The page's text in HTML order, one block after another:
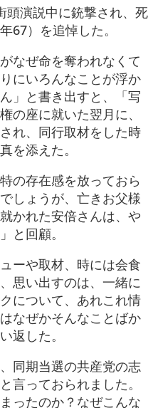
頭演説中に銃撃され、死
67）を追悼した。
なぜ命を奪われなくて
にいろんなことが浮か
」と書き出すと、「写
の座に就いた翌月に、
れ、同行取材をした時
を添えた。
の存在感を放っておら
しょうが、亡きお父様
かれた安倍さんは、や
と回顧。
ーや取材、時には会食
思い出すのは、一緒に
について、あれこれ情
なぜかそんなことばか
返した。
同期当選の共産党の志
言っておられました。
ったのか？なぜこんな